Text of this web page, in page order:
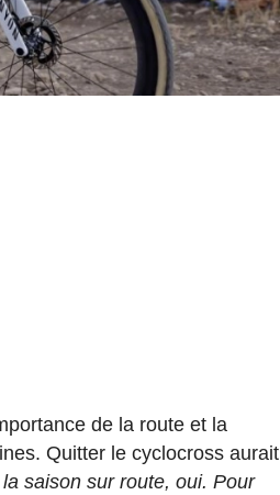
de la route et la
Quitter le cyclocross aurait
saison sur route, oui. Pour